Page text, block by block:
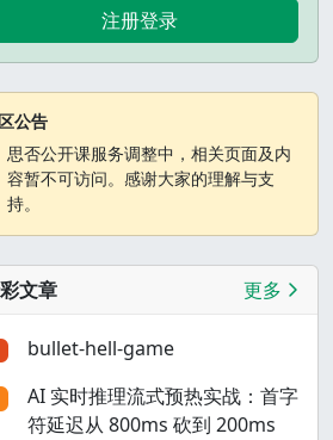
注册登录
公告
思否公开课服务调整中，相关页面及内
容暂不可访问。感谢大家的理解与支
持。
文章 更多
bullet-hell-game
AI 实时推理流式预热实战：首字
符延迟从 800ms 砍到 200ms